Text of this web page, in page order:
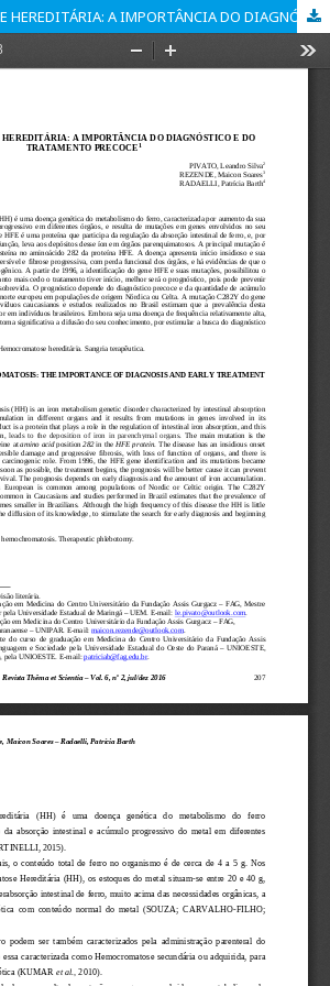
HEMOCROMATOSE HEREDITÁRIA: A IMPORTÂNCIA DO DIAGNÓSTICO E DO TRATAMENTO PRECOCE